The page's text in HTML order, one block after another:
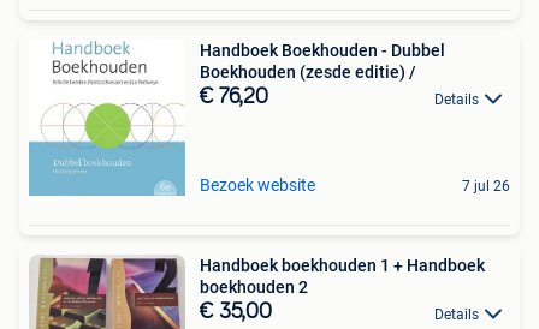
Handboek Boekhouden - Dubbel
Boekhouden (zesde editie) /
€ 76,20 Details
Bezoek website 7 jul 26
Handboek boekhouden 1 + Handboek
boekhouden 2
€ 35,00 Details